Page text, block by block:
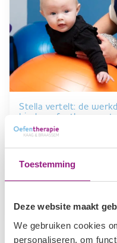
Toestemming
Deze website maakt
We gebruiken cookies
personaliseren, om
Stella vertelt: de
kinderoefentherapeut
5 februari 2024
Benieuwd hoe het is
kinderoefentherapeut?
Lees meer